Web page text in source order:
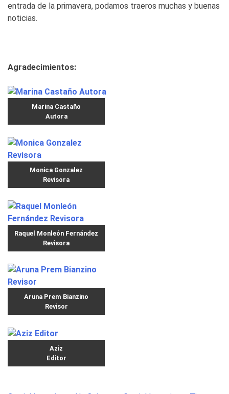
entrada de la primavera, podamos traeros muchas y buenas
noticias.
Agradecimientos:
Marina Castaño
Autora
Monica Gonzalez
Revisora
Raquel Monleón Fernández
Revisora
Aruna Prem Bianzino
Revisor
Aziz
Editor